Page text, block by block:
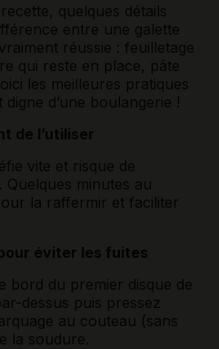
quelques détails
entre une galette
réussie : feuilletage
qui reste en place, pâte
les meilleures pratiques
d’une boulangerie !
de l’utiliser
vite et risque de
Quelques minutes au
la raffermir et faciliter
éviter les fuites
bord du premier disque de
dessus puis pressez
au couteau (sans
la soudure.